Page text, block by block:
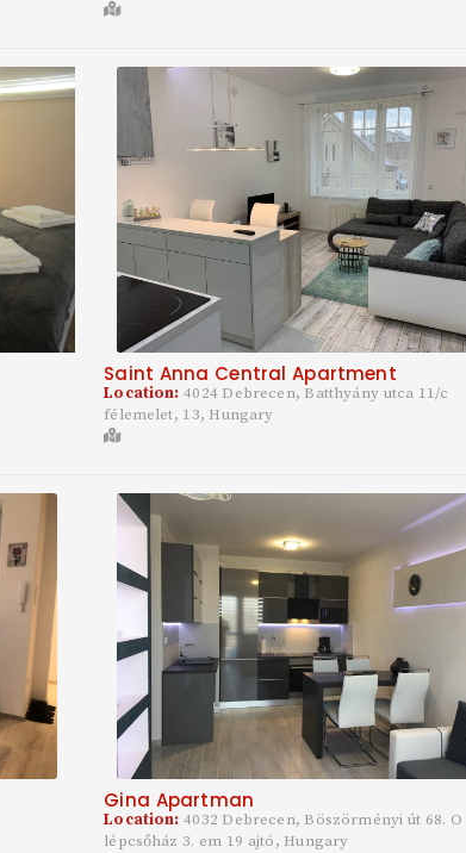
Saint Anna Central Apartment
Location:4024 Debrecen, Batthyány utca 11/c
félemelet, 13, Hungary
Gina Apartman
Location:4032 Debrecen, Böszörményi út 68. O
lépcsőház 3. em 19 ajtó, Hungary